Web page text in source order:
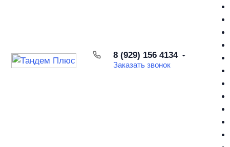
8 (929) 156 4134
Заказать звонок